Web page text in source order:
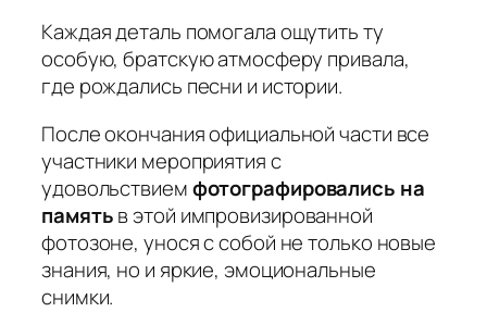
Каждая деталь помогала ощутить ту
особую, братскую атмосферу привала,
где рождались песни и истории.
После окончания официальной части все
участники мероприятия с
удовольствиемфотографировались на
памятьв этой импровизированной
фотозоне, унося с собой не только новые
знания, но и яркие, эмоциональные
снимки.